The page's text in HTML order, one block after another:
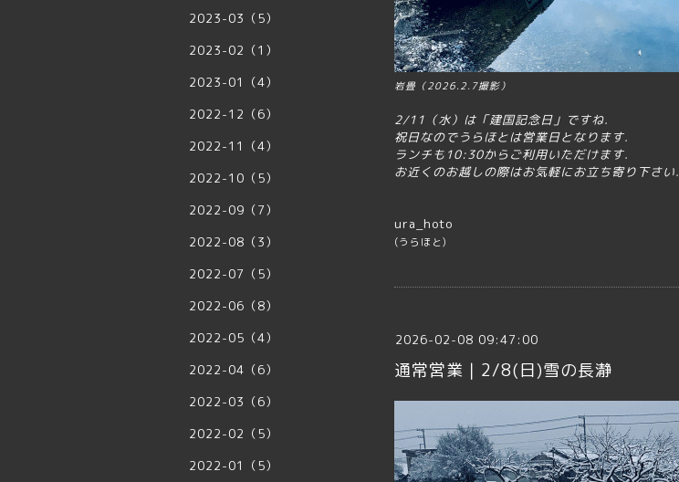
岩畳（2026.2.7撮影）
2/11（水）は「建国記念日」ですね.
祝日なのでうらほとは営業日となります.
ランチも10:30からご利用いただけます.
お近くのお越しの際はお気軽にお立ち寄り下さい.
ura_hoto
(うらほと)
2026-02-08 09:47:00
通常営業｜2/8(日)雪の長瀞
2023-03（5）
2023-02（1）
2023-01（4）
2022-12（6）
2022-11（4）
2022-10（5）
2022-09（7）
2022-08（3）
2022-07（5）
2022-06（8）
2022-05（4）
2022-04（6）
2022-03（6）
2022-02（5）
2022-01（5）